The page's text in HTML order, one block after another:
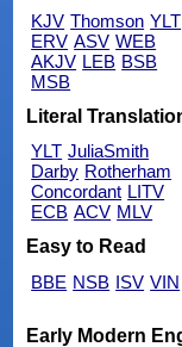
KJV Thomson YLT
ERV ASV WEB
AKJV LEB BSB
MSB
Literal
YLT JuliaSmith
Darby Rotherham
Concordant LITV
ECB ACV MLV
Easy to Read
BBE NSB ISV VIN
Early Modern